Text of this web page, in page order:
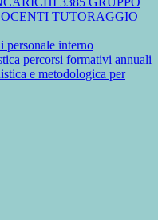
TUTORAGGIO
personale interno
percorsi formativi annuali
e metodologica per